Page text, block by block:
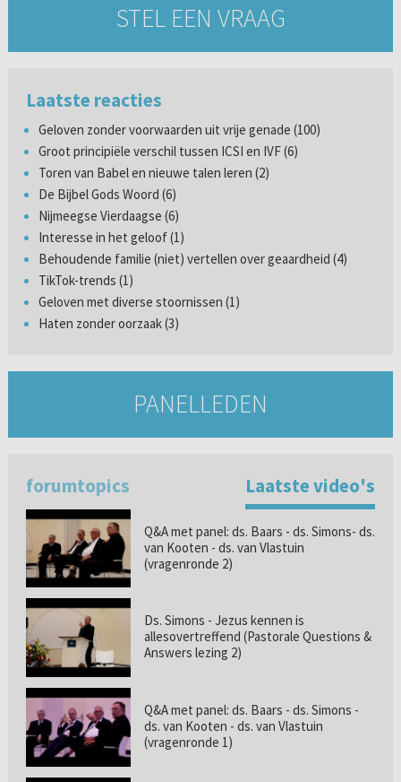
STEL EEN VRAAG
Laatste reacties
Geloven zonder voorwaarden uit vrije genade (100)
Groot principiële verschil tussen ICSI en IVF (6)
Toren van Babel en nieuwe talen leren (2)
De Bijbel Gods Woord (6)
Nijmeegse Vierdaagse (6)
Interesse in het geloof (1)
Behoudende familie (niet) vertellen over geaardheid (4)
TikTok-trends (1)
Geloven met diverse stoornissen (1)
Haten zonder oorzaak (3)
PANELLEDEN
forumtopics Laatste video's
Q&A met panel: ds. Baars - ds. Simons- ds.
van Kooten - ds. van Vlastuin
(vragenronde 2)
Ds. Simons - Jezus kennen is
allesovertreffend (Pastorale Questions &
Answers lezing 2)
Q&A met panel: ds. Baars - ds. Simons -
ds. van Kooten - ds. van Vlastuin
(vragenronde 1)